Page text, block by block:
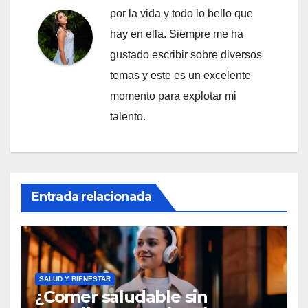
por la vida y todo lo bello que
hay en ella. Siempre me ha
gustado escribir sobre diversos
temas y este es un excelente
momento para explotar mi
talento.
Entrada relacionada
SALUD Y BIENESTAR
¿Comer saludable sin